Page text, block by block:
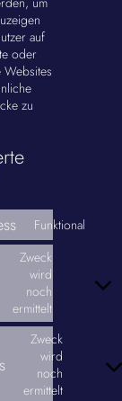
auf
oder
zu
Funktional
Zweck
wird
noch
ermittelt
Zweck
wird
noch
ermittelt